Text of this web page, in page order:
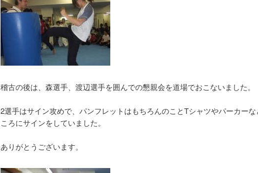
稽古の後は、森選手、渡辺選手を囲んでの懇親会を道場でおこないました。
2選手はサイン攻めで、パンフレットはもちろんのことTシャツやパーカー
ころにサインをしていました。
ありがとうございます。